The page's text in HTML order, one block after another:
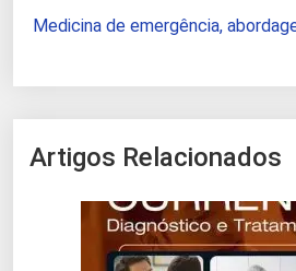
Medicina de emergência,
Artigos Relacionados